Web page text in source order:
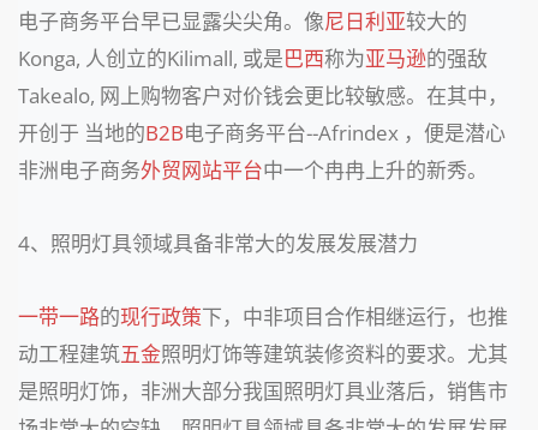
电子商务平台早已显露尖尖角。像尼日利亚较大的
Konga, 人创立的Kilimall, 或是巴西称为亚马逊的强敌
Takealo, 网上购物客户对价钱会更比较敏感。在其中，
开创于 当地的B2B电子商务平台--Afrindex ，便是潜心
非洲电子商务外贸网站平台中一个冉冉上升的新秀。
4、照明灯具领域具备非常大的发展发展潜力
一带一路的现行政策下，中非项目合作相继运行，也推
动工程建筑五金照明灯饰等建筑装修资料的要求。尤其
是照明灯饰，非洲大部分我国照明灯具业落后，销售市